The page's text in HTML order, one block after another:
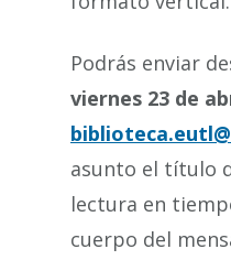
Podrás enviar
viernes 23 de
asunto el título
lectura en
cuerpo del